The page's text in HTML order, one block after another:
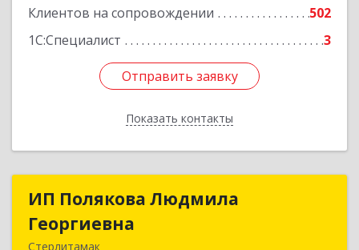
Клиентов на сопровождении
502
1С:Специалист
3
Отправить заявку
Показать контакты
Отправить заявку
Назад
ИП Полякова Людмила
Георгиевна
Стерлитамак
ИП Полякова Людмила